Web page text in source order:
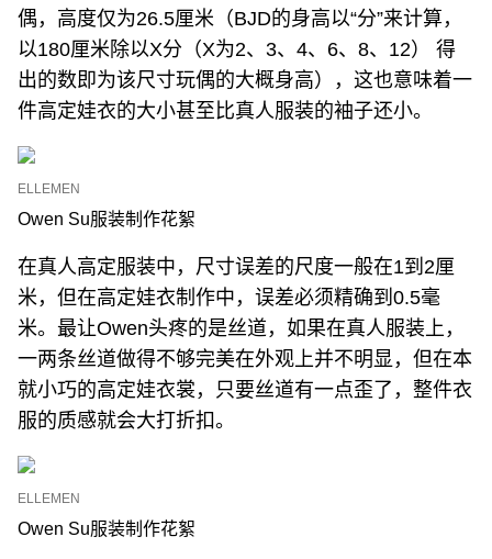
偶，高度仅为26.5厘米（BJD的身高以“分”来计算，
以180厘米除以X分（X为2、3、4、6、8、12） 得
出的数即为该尺寸玩偶的大概身高），这也意味着一
件高定娃衣的大小甚至比真人服装的袖子还小。
ELLEMEN
Owen Su服装制作花絮
在真人高定服装中，尺寸误差的尺度一般在1到2厘
米，但在高定娃衣制作中，误差必须精确到0.5毫
米。最让Owen头疼的是丝道，如果在真人服装上，
一两条丝道做得不够完美在外观上并不明显，但在本
就小巧的高定娃衣裳，只要丝道有一点歪了，整件衣
服的质感就会大打折扣。
ELLEMEN
Owen Su服装制作花絮